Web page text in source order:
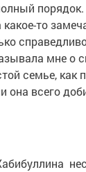
то
мне о
семье, как
она всего